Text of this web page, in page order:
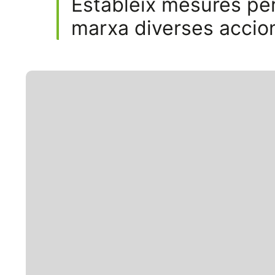
marxa diverses